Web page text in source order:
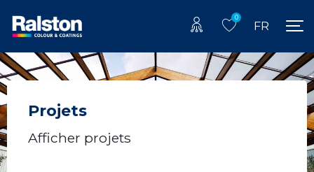
0
FR
Projets
Afficher projets